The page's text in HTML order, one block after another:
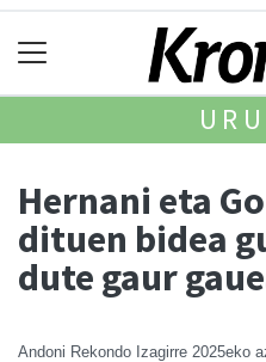
Hernani eta
dituen bidea
dute gaur
Andoni Rekondo Izagirre 2025eko